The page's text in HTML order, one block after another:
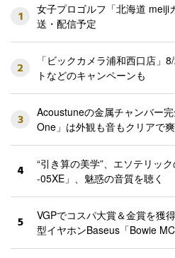
1
女子プロゴルフ「北海道 meiji
送・配信予定
2
「ビックカメラ浦和西口店
トなどのキャンペーンも
3
Acoustuneの金属チャンバー
One」は外観も音もクリアで爽
4
“引き算の美学”、エソテリッ
-05XE」、魅惑の音質を聴く
5
VGPでコスパ大賞＆金賞を獲
型イヤホンBaseus「Bowie